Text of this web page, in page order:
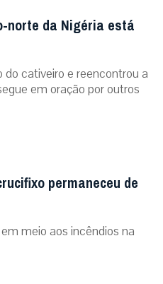
norte da Nigéria está
do cativeiro e reencontrou a
em oração por outros
permaneceu de
meio aos incêndios na